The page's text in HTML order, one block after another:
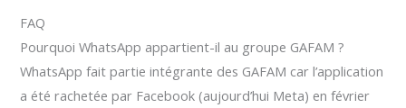
FAQ
Pourquoi WhatsApp appartient-il au groupe GAFAM ?
WhatsApp fait partie intégrante des GAFAM car l’application
a été rachetée par Facebook (aujourd’hui Meta) en février